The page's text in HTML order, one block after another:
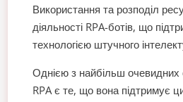
Використання та розподіл
діяльності RPA-ботів, що
технологією штучного
Однією з найбільш очевидних
RPA є те, що вона підтримує